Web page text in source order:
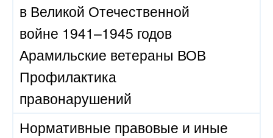
в Великой Отечественной
войне 1941–1945 годов
Арамильские ветераны ВОВ
Профилактика
правонарушений
Нормативные правовые и иные